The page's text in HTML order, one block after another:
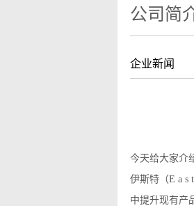
公司简
企业新闻
今天给大家介
伊斯特（E a s
中提升现有产